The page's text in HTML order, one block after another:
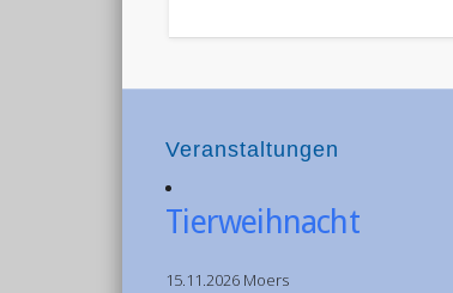
Veranstaltungen
Tierweihnacht
15.11.2026 Moers